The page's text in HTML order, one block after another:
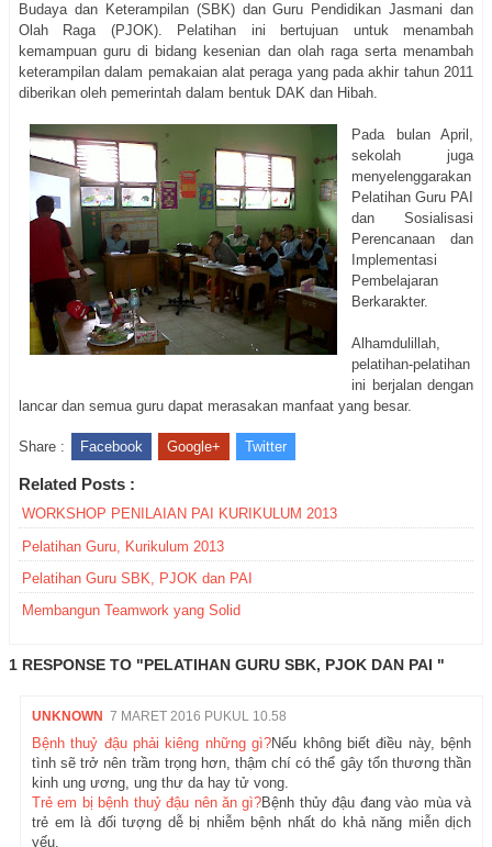
Budaya dan Keterampilan (SBK) dan Guru Pendidikan Jasmani dan
Olah Raga (PJOK). Pelatihan ini bertujuan untuk menambah
kemampuan guru di bidang kesenian dan olah raga serta menambah
keterampilan dalam pemakaian alat peraga yang pada akhir tahun 2011
diberikan oleh pemerintah dalam bentuk DAK dan Hibah.
Pada bulan April,
sekolah juga
menyelenggarakan
Pelatihan Guru PAI
dan Sosialisasi
Perencanaan dan
Implementasi
Pembelajaran
Berkarakter.
Alhamdulillah,
pelatihan-pelatihan
ini berjalan dengan
lancar dan semua guru dapat merasakan manfaat yang besar.
Share : Facebook Google+ Twitter
Related Posts :
WORKSHOP PENILAIAN PAI KURIKULUM 2013
Pelatihan Guru, Kurikulum 2013
Pelatihan Guru SBK, PJOK dan PAI
Membangun Teamwork yang Solid
1 RESPONSE TO "PELATIHAN GURU SBK, PJOK DAN PAI "
UNKNOWN 7 MARET 2016 PUKUL 10.58
Bệnh thuỷ đậu phải kiêng những gì?Nếu không biết điều này, bệnh
tình sẽ trở nên trầm trọng hơn, thậm chí có thể gây tổn thương thần
kinh ung ương, ung thư da hay tử vong.
Trẻ em bị bệnh thuỷ đậu nên ăn gì?Bệnh thủy đậu đang vào mùa và
trẻ em là đối tượng dễ bị nhiễm bệnh nhất do khả năng miễn dịch
yếu.